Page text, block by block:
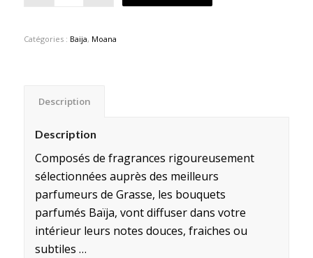
Catégories : Baija, Moana
Description
Description
Composés de fragrances rigoureusement
sélectionnées auprès des meilleurs
parfumeurs de Grasse, les bouquets
parfumés Baïja, vont diffuser dans votre
intérieur leurs notes douces, fraiches ou
subtiles …